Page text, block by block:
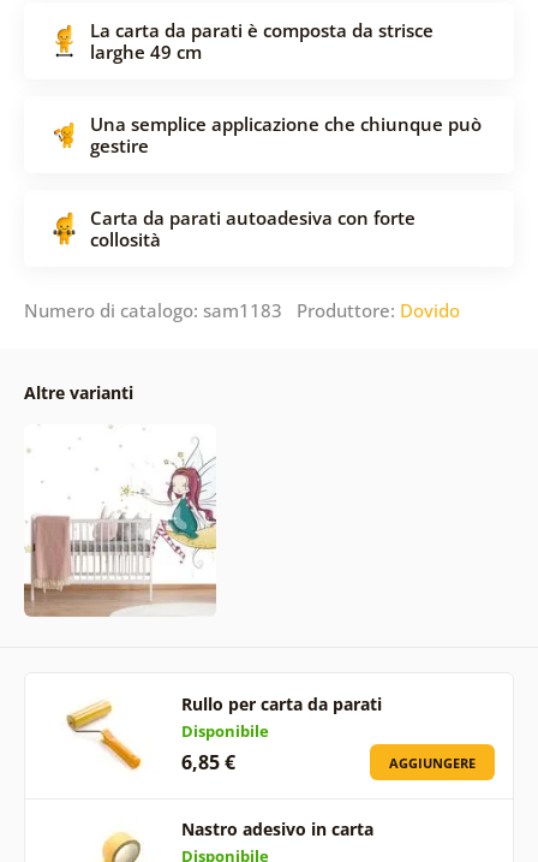
La carta da parati è composta da strisce
larghe 49 cm
Una semplice applicazione che chiunque può
gestire
Carta da parati autoadesiva con forte
collosità
Numero di catalogo: sam1183 Produttore: Dovido
Altre varianti
Rullo per carta da parati
Disponibile
6,85 € AGGIUNGERE
Nastro adesivo in carta
Disponibile